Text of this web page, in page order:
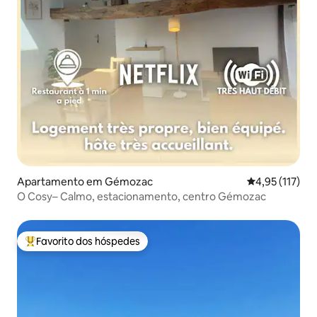
Apartamento em Gémozac Classificação
4,95 (117)
O Cosy– Calmo, estacionamento, centro Gémozac
Favoritos dos hóspedes mais apreciados
Favorito dos hóspedes